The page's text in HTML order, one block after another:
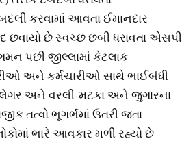
કરવામાં આવતા ઈમાનદાર
છવાયો છે સ્વચ્છ છબી ધરાવતા એસપી
પછી જીલ્લામાં કેટલાક
અને કર્મચારીઓ સાથે ભાઈબંધી
અને વરલી-મટકા અને જુગારના
તત્વો ભૂગર્ભમાં ઉતરી જતા
ભારે આવકાર મળી રહ્યો છે